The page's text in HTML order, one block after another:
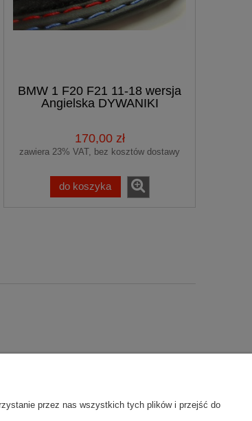
BMW 1 F20 F21 11-18 wersja
Angielska DYWANIKI
170,00 zł
zawiera 23% VAT, bez kosztów dostawy
do koszyka
przez nas wszystkich tych plików i przejść do